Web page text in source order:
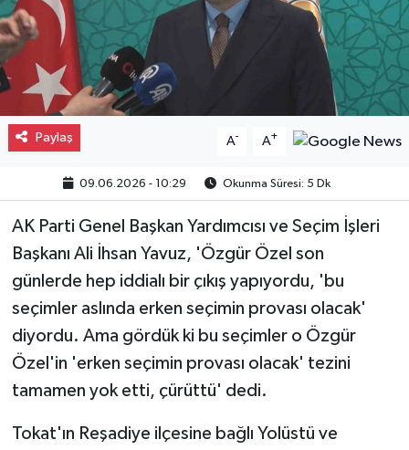
Paylaş A- A+
09.06.2026 - 10:29 Okunma Süresi: 5 Dk
AK Parti Genel Başkan Yardımcısı ve Seçim İşleri
Başkanı Ali İhsan Yavuz, 'Özgür Özel son
günlerde hep iddialı bir çıkış yapıyordu, 'bu
seçimler aslında erken seçimin provası olacak'
diyordu. Ama gördük ki bu seçimler o Özgür
Özel'in 'erken seçimin provası olacak' tezini
tamamen yok etti, çürüttü' dedi.
Tokat'ın Reşadiye ilçesine bağlı Yolüstü ve